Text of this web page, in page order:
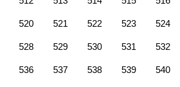
520 521 522 523 524
528 529 530 531 532
536 537 538 539 540